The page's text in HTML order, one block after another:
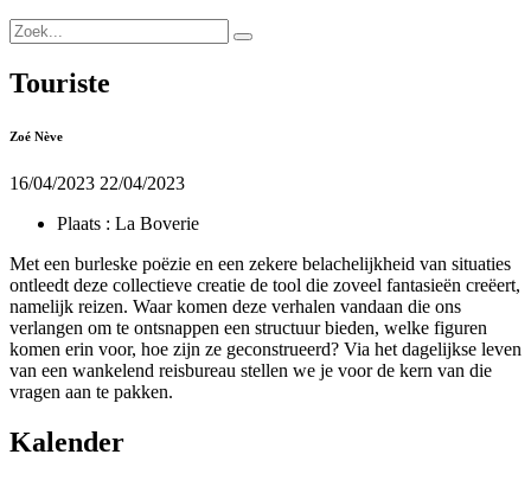
Touriste
Zoé Nève
16/04/2023 22/04/2023
Plaats : La Boverie
Met een burleske poëzie en een zekere belachelijkheid van situaties
ontleedt deze collectieve creatie de tool die zoveel fantasieën creëert,
namelijk reizen. Waar komen deze verhalen vandaan die ons
verlangen om te ontsnappen een structuur bieden, welke figuren
komen erin voor, hoe zijn ze geconstrueerd? Via het dagelijkse leven
van een wankelend reisbureau stellen we je voor de kern van die
vragen aan te pakken.
Kalender